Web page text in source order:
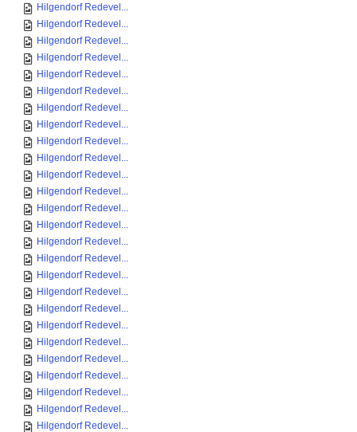
Hilgendorf Redevel...
Hilgendorf Redevel...
Hilgendorf Redevel...
Hilgendorf Redevel...
Hilgendorf Redevel...
Hilgendorf Redevel...
Hilgendorf Redevel...
Hilgendorf Redevel...
Hilgendorf Redevel...
Hilgendorf Redevel...
Hilgendorf Redevel...
Hilgendorf Redevel...
Hilgendorf Redevel...
Hilgendorf Redevel...
Hilgendorf Redevel...
Hilgendorf Redevel...
Hilgendorf Redevel...
Hilgendorf Redevel...
Hilgendorf Redevel...
Hilgendorf Redevel...
Hilgendorf Redevel...
Hilgendorf Redevel...
Hilgendorf Redevel...
Hilgendorf Redevel...
Hilgendorf Redevel...
Hilgendorf Redevel...